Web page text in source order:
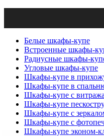
Белые шкафы-купе
Встроенные шкафы-
Радиусные шкафы-
Угловые шкафы-купе
Шкафы-купе в
Шкафы-купе в
Шкафы-купе с
Шкафы-купе
Шкафы-купе с
Шкафы-купе с
Шкафы-купе эконом-